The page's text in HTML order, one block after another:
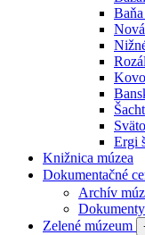
Ergi
Knižnica múzea
Dokumentačné
Archív
Dokumenty
Zelené múzeum